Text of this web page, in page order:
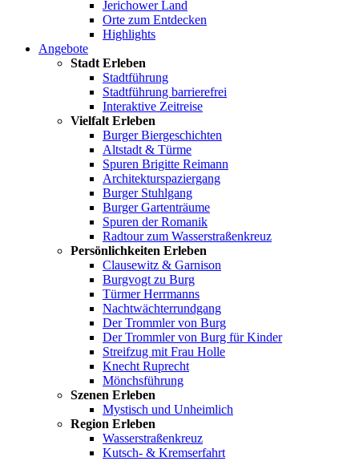
Jerichower Land
Orte zum Entdecken
Highlights
Angebote
Stadt Erleben
Stadtführung
Stadtführung barrierefrei
Interaktive Zeitreise
Vielfalt Erleben
Burger Biergeschichten
Altstadt & Türme
Spuren Brigitte Reimann
Architekturspaziergang
Burger Stuhlgang
Burger Gartenträume
Spuren der Romanik
Radtour zum Wasserstraßenkreuz
Persönlichkeiten Erleben
Clausewitz & Garnison
Burgvogt zu Burg
Türmer Herrmanns
Nachtwächterrundgang
Der Trommler von Burg
Der Trommler von Burg für Kinder
Streifzug mit Frau Holle
Knecht Ruprecht
Mönchsführung
Szenen Erleben
Mystisch und Unheimlich
Region Erleben
Wasserstraßenkreuz
Kutsch- & Kremserfahrt